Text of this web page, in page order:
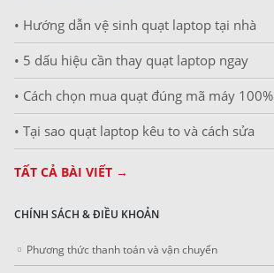
• Hướng dẫn vệ sinh quạt laptop tại nhà
• 5 dấu hiệu cần thay quạt laptop ngay
• Cách chọn mua quạt đúng mã máy 100%
• Tại sao quạt laptop kêu to và cách sửa
TẤT CẢ BÀI VIẾT →
CHÍNH SÁCH & ĐIỀU KHOẢN
Phương thức thanh toán và vận chuyển